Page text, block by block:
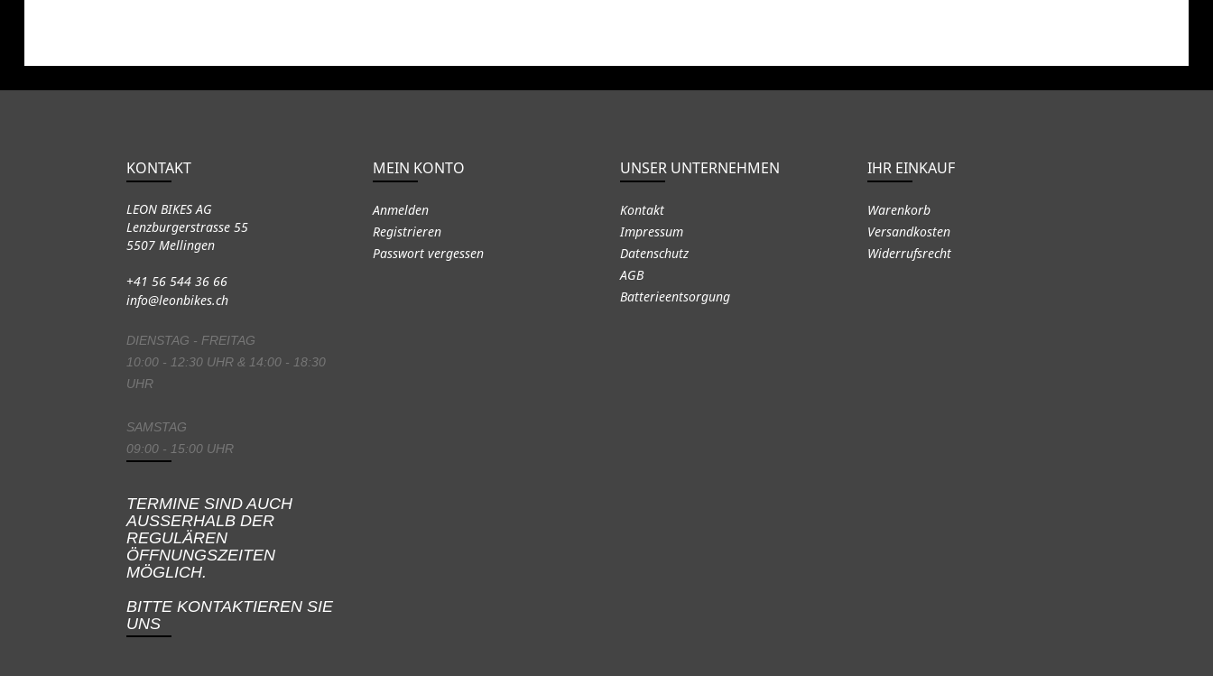
KONTAKT
LEON BIKES AG
Lenzburgerstrasse 55
5507 Mellingen
+41 56 544 36 66
info@leonbikes.ch
DIENSTAG - FREITAG
10:00 - 12:30 UHR & 14:00 - 18:30
UHR
SAMSTAG
09:00 - 15:00 UHR
TERMINE SIND AUCH
AUSSERHALB DER
REGULÄREN
ÖFFNUNGSZEITEN
MÖGLICH.
BITTE KONTAKTIEREN SIE
UNS
MEIN KONTO
Anmelden
Registrieren
Passwort vergessen
UNSER UNTERNEHMEN
Kontakt
Impressum
Datenschutz
AGB
Batterieentsorgung
IHR EINKAUF
Warenkorb
Versandkosten
Widerrufsrecht